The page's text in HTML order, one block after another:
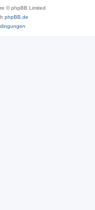
© phpBB Limited
phpBB.de